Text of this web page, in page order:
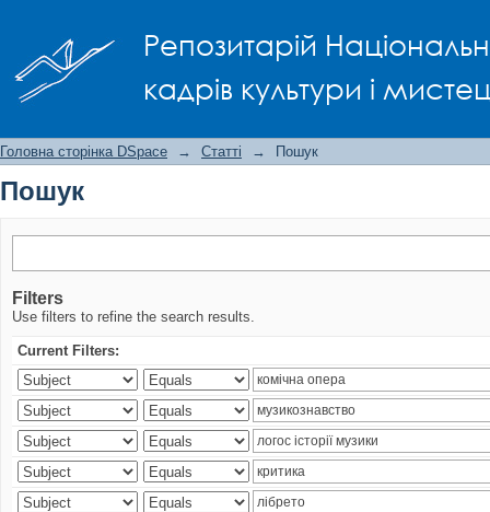
Репозитарій
кадрів культури і
Головна сторінка DSpace → Статті → Пошук
Пошук
Filters
Use filters to refine the search results.
Current Filters: